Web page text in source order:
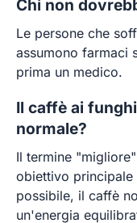
Chi non
Le persone che
assumono farmaci
prima un medico.
Il caffè ai
normale?
Il termine
obiettivo principale
possibile, il caffè
un'energia